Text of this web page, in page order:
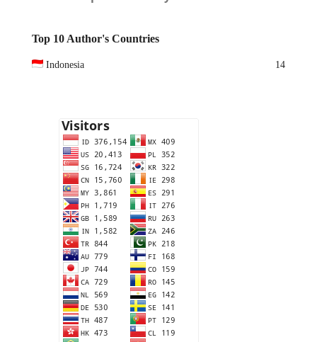
Top 10 Author's Countries
Indonesia 14